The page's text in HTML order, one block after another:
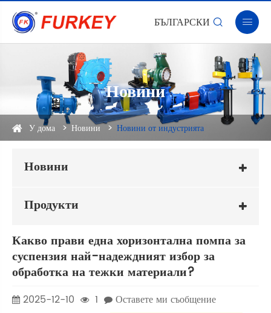
БЪЛГАРСКИ  
Новини
У дома Новини Новини от индустрията
Новини
Продукти
Какво прави една хоризонтална помпа за
суспензия най-надеждният избор за
обработка на тежки материали?
2025-12-10 1
Оставете ми съобщение